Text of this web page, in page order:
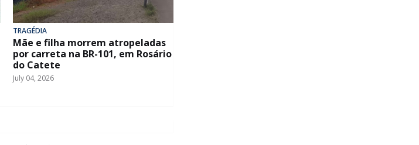
TRAGÉDIA
Mãe e filha morrem atropeladas
por carreta na BR-101, em Rosário
do Catete
July 04, 2026